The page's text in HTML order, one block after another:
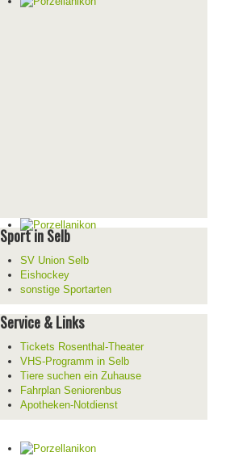
Sport in Selb
SV Union Selb
Eishockey
sonstige Sportarten
Service & Links
Tickets Rosenthal-Theater
VHS-Programm in Selb
Tiere suchen ein Zuhause
Fahrplan Seniorenbus
Apotheken-Notdienst